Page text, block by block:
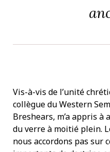
Vis-à-vis de l’unité
collègue du Western
Breshears, m’a appris
du verre à moitié plein.
nous accordons pas sur